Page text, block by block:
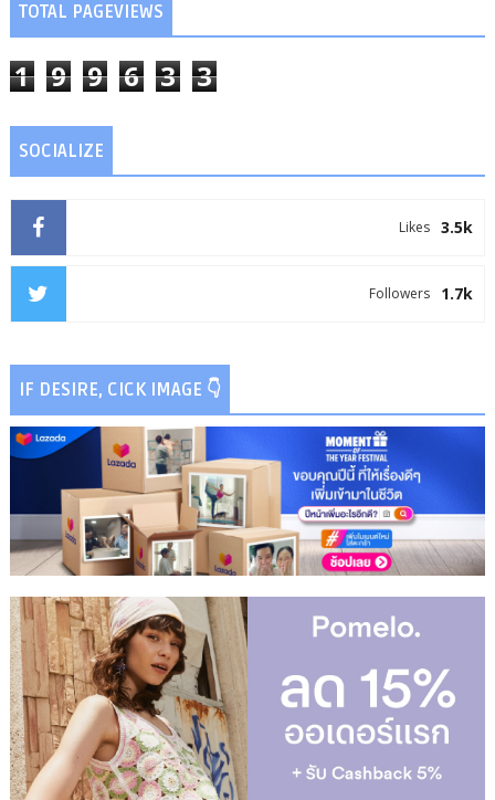
TOTAL PAGEVIEWS
1 9 9 6 3 3
SOCIALIZE
3.5k
Likes
1.7k
Followers
IF DESIRE, CICK IMAGE 👇